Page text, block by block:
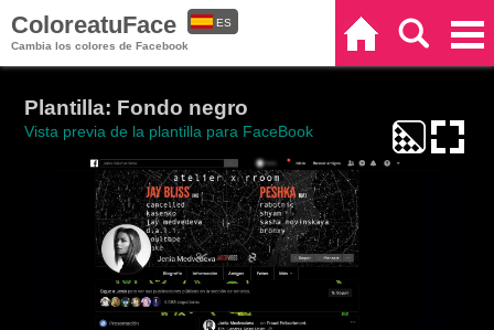
ColoreatuFace
Cambia los colores de Facebook
ES
Plantilla: Fondo negro
Vista previa de la plantilla para FaceBook